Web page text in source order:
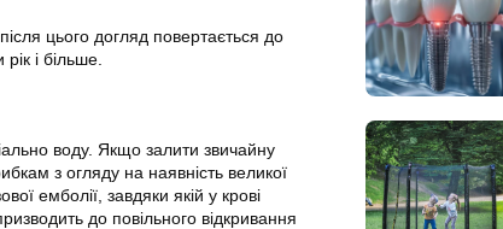
цього догляд повертається до
і більше.
воду. Якщо залити звичайну
з огляду на наявність великої
емболії, завдяки якій у крові
до повільного відкривання